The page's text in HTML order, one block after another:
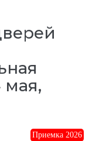
мая,
Приемка 2026